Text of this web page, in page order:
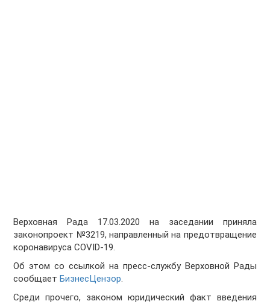
Верховная Рада 17.03.2020 на заседании приняла
законопроект №3219, направленный на предотвращение
коронавируса COVID-19.
Об этом со ссылкой на пресс-службу Верховной Рады
сообщаетБизнесЦензор.
Среди прочего, законом юридический факт введения